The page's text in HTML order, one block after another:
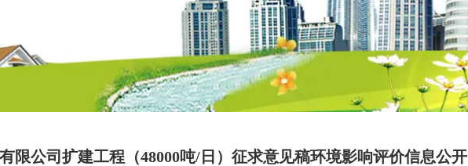
限公司扩建工程（48000吨/日）征求意见稿环境影响评价信息公开